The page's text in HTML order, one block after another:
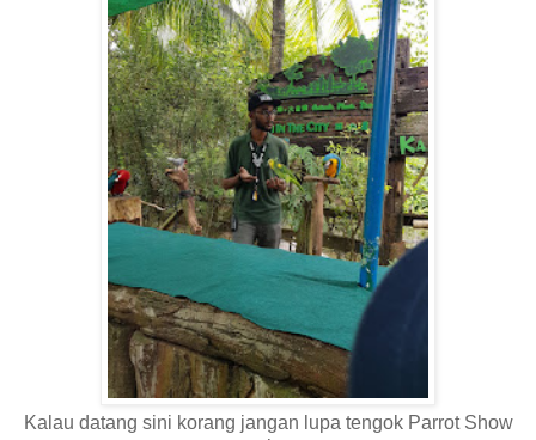
Kalau datang sini korang jangan lupa tengok Parrot Show